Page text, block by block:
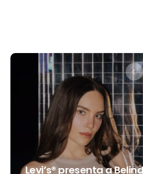
Destino Dos Equis
gran celebración